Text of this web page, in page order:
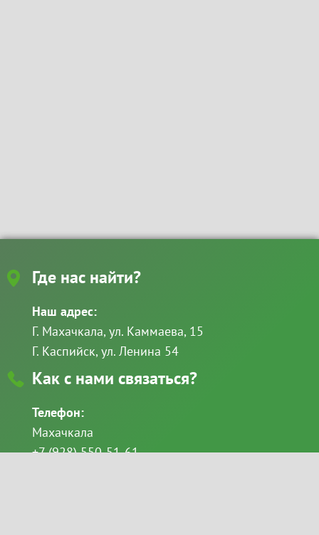
Где нас найти?
Наш адрес:
Г. Махачкала, ул. Каммаева, 15
Г. Каспийск, ул. Ленина 54
Как с нами связаться?
Телефон:
Махачкала
+7 (928) 550-51-61